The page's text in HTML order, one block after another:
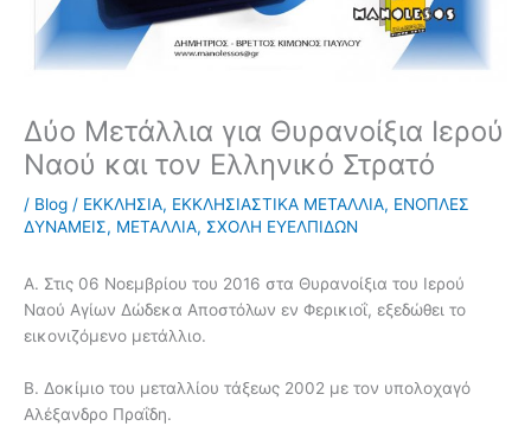
Δύο Μετάλλια για Θυρανοίξια Ιερού
Ναού και τον Ελληνικό Στρατό
/ Blog / ΕΚΚΛΗΣΙΑ, ΕΚΚΛΗΣΙΑΣΤΙΚΑ ΜΕΤΑΛΛΙΑ, ΕΝΟΠΛΕΣ
ΔΥΝΑΜΕΙΣ, ΜΕΤΑΛΛΙΑ, ΣΧΟΛΗ ΕΥΕΛΠΙΔΩΝ
A. Στις 06 Νοεμβρίου του 2016 στα Θυρανοίξια του Ιερού
Ναού Αγίων Δώδεκα Αποστόλων εν Φερικιοΐ, εξεδώθει το
εικονιζόμενο μετάλλιο.
B. Δοκίμιο του μεταλλίου τάξεως 2002 με τον υπολοχαγό
Αλέξανδρο Πραΐδη.